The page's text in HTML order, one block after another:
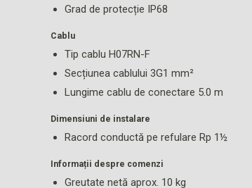
Grad de protecție IP68
Cablu
Tip cablu H07RN-F
Secțiunea cablului 3G1 mm²
Lungime cablu de conectare 5.0 m
Dimensiuni de instalare
Racord conductă pe refulare Rp 1½
Informații despre comenzi
Greutate netă aprox. 10 kg